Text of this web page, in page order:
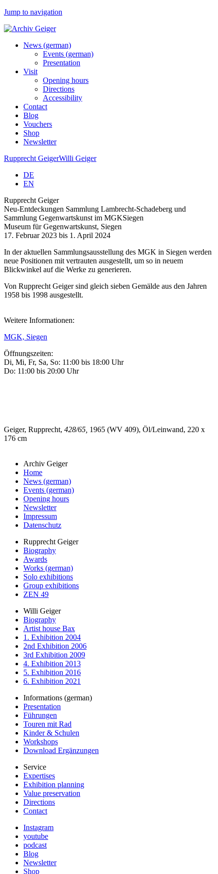
Jump to navigation
News (german)
Events (german)
Presentation
Visit
Opening hours
Directions
Accessibility
Contact
Blog
Vouchers
Shop
Newsletter
Rupprecht GeigerWilli Geiger
DE
EN
Rupprecht Geiger
Neu-Entdeckungen Sammlung Lambrecht-Schadeberg und
Sammlung Gegenwartskunst im MGKSiegen
Museum für Gegenwartskunst, Siegen
17. Februar 2023 bis 1. April 2024
In der aktuellen Sammlungsausstellung des MGK in Siegen werden
neue Positionen mit vertrauten ausgestellt, um so in neuem
Blickwinkel auf die Werke zu generieren.
Von Rupprecht Geiger sind gleich sieben Gemälde aus den Jahren
1958 bis 1998 ausgestellt.
Weitere Informationen:
MGK, Siegen
Öffnungszeiten:
Di, Mi, Fr, Sa, So: 11:00 bis 18:00 Uhr
Do: 11:00 bis 20:00 Uhr
Geiger, Rupprecht, 428/65, 1965 (WV 409), Öl/Leinwand, 220 x
176 cm
Archiv Geiger
Home
News (german)
Events (german)
Opening hours
Newsletter
Impressum
Datenschutz
Rupprecht Geiger
Biography
Awards
Works (german)
Solo exhibitions
Group exhibitions
ZEN 49
Willi Geiger
Biography
Artist house Bax
1. Exhibition 2004
2nd Exhibition 2006
3rd Exhibition 2009
4. Exhibition 2013
5. Exhibition 2016
6. Exhibition 2021
Informations (german)
Presentation
Führungen
Touren mit Rad
Kinder & Schulen
Workshops
Download Ergänzungen
Service
Expertises
Exhibition planning
Value preservation
Directions
Contact
Instagram
youtube
podcast
Blog
Newsletter
Shop